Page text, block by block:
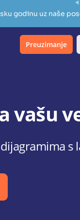
godinu uz naše
Preuzimanje
vašu
s